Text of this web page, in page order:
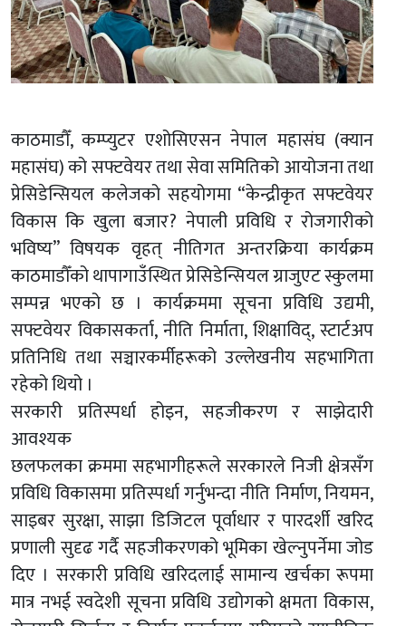
काठमाडौँ, कम्प्युटर एशोसिएसन नेपाल महासंघ (क्यान
महासंघ) को सफ्टवेयर तथा सेवा समितिको आयोजना तथा
प्रेसिडेन्सियल कलेजको सहयोगमा “केन्द्रीकृत सफ्टवेयर
विकास कि खुला बजार? नेपाली प्रविधि र रोजगारीको
भविष्य” विषयक वृहत् नीतिगत अन्तरक्रिया कार्यक्रम
काठमाडौँको थापागाउँस्थित प्रेसिडेन्सियल ग्राजुएट स्कुलमा
सम्पन्न भएको छ । कार्यक्रममा सूचना प्रविधि उद्यमी,
सफ्टवेयर विकासकर्ता, नीति निर्माता, शिक्षाविद्, स्टार्टअप
प्रतिनिधि तथा सञ्चारकर्मीहरूको उल्लेखनीय सहभागिता
रहेको थियो ।
सरकारी प्रतिस्पर्धा होइन, सहजीकरण र साझेदारी
आवश्यक
छलफलका क्रममा सहभागीहरूले सरकारले निजी क्षेत्रसँग
प्रविधि विकासमा प्रतिस्पर्धा गर्नुभन्दा नीति निर्माण, नियमन,
साइबर सुरक्षा, साझा डिजिटल पूर्वाधार र पारदर्शी खरिद
प्रणाली सुदृढ गर्दै सहजीकरणको भूमिका खेल्नुपर्नेमा जोड
दिए । सरकारी प्रविधि खरिदलाई सामान्य खर्चका रूपमा
मात्र नभई स्वदेशी सूचना प्रविधि उद्योगको क्षमता विकास,